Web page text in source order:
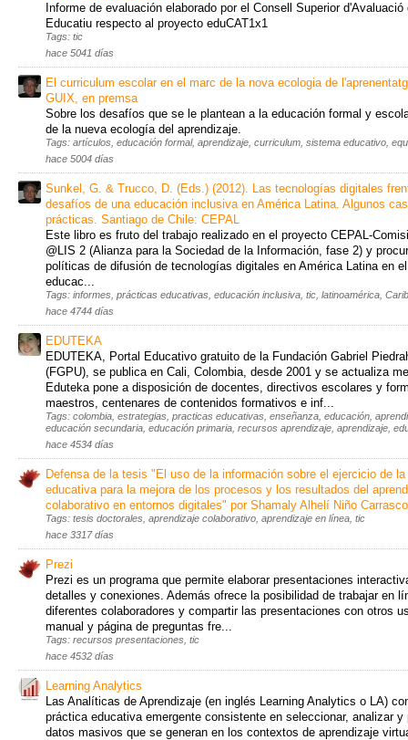
Informe de evaluación elaborado por el Consell Superior
Educatiu respecto al proyecto eduCAT1x1
Tags: tic
hace 5041 días
El curriculum escolar en el marc de la nova ecologia de
GUIX, en premsa
Sobre los desafíos que se le plantean a la educación formal y
de la nueva ecología del aprendizaje.
Tags: artículos, educación formal, aprendizaje, curriculum, sistema educativo,
hace 5004 días
Sunkel, G. & Trucco, D. (Eds.) (2012). Las tecnologías digitales
desafíos de una educación inclusiva en América Latina. Algunos
prácticas. Santiago de Chile: CEPAL
Este libro es fruto del trabajo realizado en el proyecto CEPAL-
@LIS 2 (Alianza para la Sociedad de la Información, fase 2) y
políticas de difusión de tecnologías digitales en América Latina en
educac...
Tags: informes, prácticas educativas, educación inclusiva, tic, latinoamérica,
hace 4744 días
EDUTEKA
EDUTEKA, Portal Educativo gratuito de la Fundación Gabriel
(FGPU), se publica en Cali, Colombia, desde 2001 y se actualiza
Eduteka pone a disposición de docentes, directivos escolares y
maestros, centenares de contenidos formativos e inf...
Tags: colombia, estrategias, practicas educativas, enseñanza, educación,
educación secundaria, educación primaria, recursos aprendizaje, aprendizaje,
hace 4534 días
Defensa de la tesis "El uso de la información sobre el ejercicio de
educativa para la mejora de los procesos y los resultados del
colaborativo en entornos digitales" por Shamaly Alhelí Niño Carrasco
Tags: tesis doctorales, aprendizaje colaborativo, aprendizaje en línea, tic
hace 3317 días
Prezi
Prezi es un programa que permite elaborar presentaciones
detalles y conexiones. Además ofrece la posibilidad de trabajar en
diferentes colaboradores y compartir las presentaciones con otros
manual y página de preguntas fre...
Tags: recursos presentaciones, tic
hace 4532 días
Learning Analytics
Las Analíticas de Aprendizaje (en inglés Learning Analytics o LA)
práctica educativa emergente consistente en seleccionar, analizar y
datos masivos que se generan en los contextos de aprendizaje